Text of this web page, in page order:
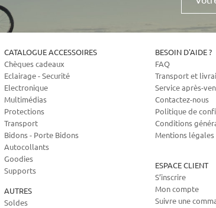
mail
CATALOGUE ACCESSOIRES
Chèques cadeaux
Eclairage - Securité
Electronique
Multimédias
Protections
Transport
Bidons - Porte Bidons
Autocollants
Goodies
Supports
AUTRES
Soldes
BESOIN D'AIDE ?
FAQ
Transport et
Service après-
Contactez-nous
Politique de
Conditions
Mentions légales
ESPACE CLIENT
S’inscrire
Mon compte
Suivre une